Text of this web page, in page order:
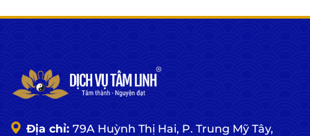
Địa chỉ: 79A Huỳnh Thị Hai, P. Trung Mỹ Tây,